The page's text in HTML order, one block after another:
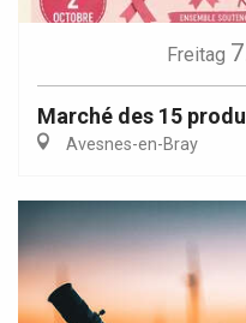
Freitag
Marché des 15
Avesnes-en-Bray